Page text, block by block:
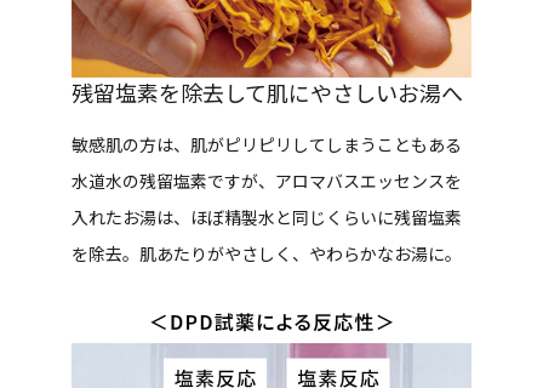
残留塩素を除去して肌にやさしいお湯へ
敏感肌の方は、肌がピリピリしてしまうこともある
水道水の残留塩素ですが、アロマバスエッセンスを
入れたお湯は、ほぼ精製水と同じくらいに残留塩素
を除去。肌あたりがやさしく、やわらかなお湯に。